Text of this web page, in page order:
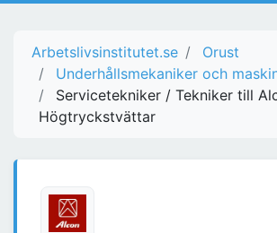
Arbetslivsinstitutet.se
Orust
Underhållsmekaniker och
Servicetekniker / Tekniker till
Högtryckstvättar